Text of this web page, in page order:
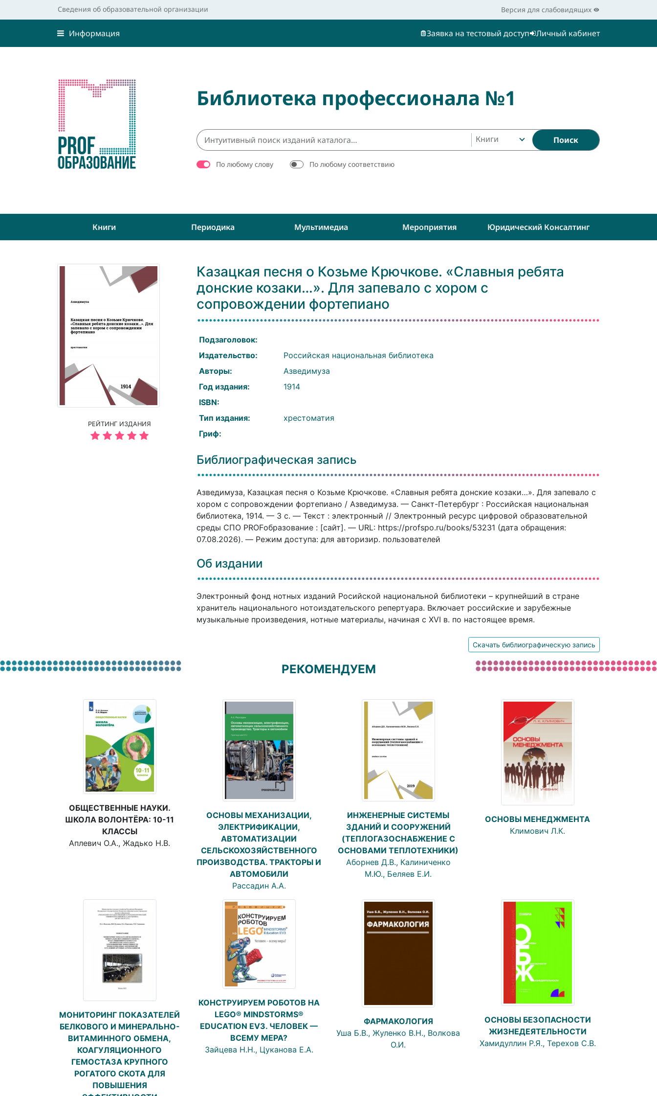
Сведения об образовательной организации Версия для слабовидящих
Информация Заявка на тестовый доступ Личный кабинет
Библиотека профессионала №1
Книги Поиск
По любому слову По любому соответствию
Книги Периодика Мультимедиа Мероприятия Юридический Консалтинг
РЕЙТИНГ ИЗДАНИЯ
Казацкая песня о Козьме Крючкове. «Славныя ребята
донские козаки…». Для запевало с хором с
сопровождении фортепиано
Подзаголовок:
Издательство:
Российская национальная библиотека
Авторы:
Азведимуза
Год издания:
1914
ISBN:
Тип издания:
хрестоматия
Гриф:
Библиографическая запись
Азведимуза, Казацкая песня о Козьме Крючкове. «Славныя ребята донские козаки…». Для запевало с
хором с сопровождении фортепиано / Азведимуза. — Санкт-Петербург : Российская национальная
библиотека, 1914. — 3 c. — Текст : электронный // Электронный ресурс цифровой образовательной
среды СПО PROFобразование : [сайт]. — URL: https://profspo.ru/books/53231 (дата обращения:
07.08.2026). — Режим доступа: для авторизир. пользователей
Об издании
Электронный фонд нотных изданий Росийской национальной библиотеки – крупнейший в стране
хранитель национального нотоиздательского репертуара. Включает российские и зарубежные
музыкальные произведения, нотные материалы, начиная с XVI в. по настоящее время.
Скачать библиографическую запись
РЕКОМЕНДУЕМ
ОБЩЕСТВЕННЫЕ НАУКИ.
ШКОЛА ВОЛОНТЁРА: 10-11
КЛАССЫ
Аплевич О.А., Жадько Н.В.
ОСНОВЫ МЕХАНИЗАЦИИ,
ЭЛЕКТРИФИКАЦИИ,
АВТОМАТИЗАЦИИ
СЕЛЬСКОХОЗЯЙСТВЕННОГО
ПРОИЗВОДСТВА. ТРАКТОРЫ И
АВТОМОБИЛИ
Рассадин А.А.
ИНЖЕНЕРНЫЕ СИСТЕМЫ
ЗДАНИЙ И СООРУЖЕНИЙ
(ТЕПЛОГАЗОСНАБЖЕНИЕ С
ОСНОВАМИ ТЕПЛОТЕХНИКИ)
Аборнев Д.В., Калиниченко
М.Ю., Беляев Е.И.
ОСНОВЫ МЕНЕДЖМЕНТА
Климович Л.К.
МОНИТОРИНГ ПОКАЗАТЕЛЕЙ
БЕЛКОВОГО И МИНЕРАЛЬНО-
ВИТАМИННОГО ОБМЕНА,
КОАГУЛЯЦИОННОГО
ГЕМОСТАЗА КРУПНОГО
РОГАТОГО СКОТА ДЛЯ
ПОВЫШЕНИЯ
КОНСТРУИРУЕМ РОБОТОВ НА
LEGO® MINDSTORMS®
EDUCATION EV3. ЧЕЛОВЕК —
ВСЕМУ МЕРА?
Зайцева Н.Н., Цуканова Е.А.
ФАРМАКОЛОГИЯ
Уша Б.В., Жуленко В.Н., Волкова
О.И.
ОСНОВЫ БЕЗОПАСНОСТИ
ЖИЗНЕДЕЯТЕЛЬНОСТИ
Хамидуллин Р.Я., Терехов С.В.